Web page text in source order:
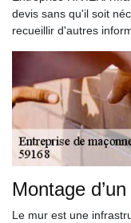
devis sans qu'il soit
recueillir d'autres
Montage
Le mur est une